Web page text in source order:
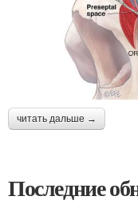
читать дальше →
Последние